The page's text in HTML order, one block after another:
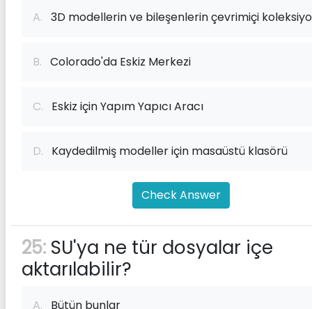
A. 3D modellerin ve bileşenlerin çevrimiçi
B. Colorado'da Eskiz Merkezi
C. Eskiz için Yapım Yapıcı Aracı
D. Kaydedilmiş modeller için masaüstü klasörü
Check Answer
25: SU'ya ne tür dosyalar içe
aktarılabilir?
A. Bütün bunlar